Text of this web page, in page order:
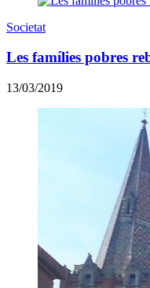
Societat
​Les famílies pobres
13/03/2019